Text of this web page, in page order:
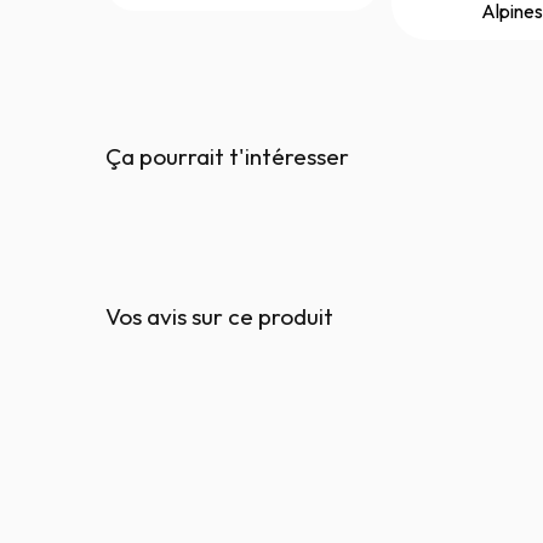
Ça pourrait t'intéresser
Vos avis sur ce produit